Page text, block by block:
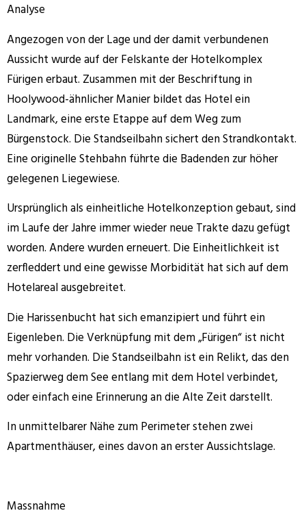
Analyse
Angezogen von der Lage und der damit verbundenen
Aussicht wurde auf der Felskante der Hotelkomplex
Fürigen erbaut. Zusammen mit der Beschriftung in
Hoolywood-ähnlicher Manier bildet das Hotel ein
Landmark, eine erste Etappe auf dem Weg zum
Bürgenstock. Die Standseilbahn sichert den Strandkontakt.
Eine originelle Stehbahn führte die Badenden zur höher
gelegenen Liegewiese.
Ursprünglich als einheitliche Hotelkonzeption gebaut, sind
im Laufe der Jahre immer wieder neue Trakte dazu gefügt
worden. Andere wurden erneuert. Die Einheitlichkeit ist
zerfleddert und eine gewisse Morbidität hat sich auf dem
Hotelareal ausgebreitet.
Die Harissenbucht hat sich emanzipiert und führt ein
Eigenleben. Die Verknüpfung mit dem „Fürigen“ ist nicht
mehr vorhanden. Die Standseilbahn ist ein Relikt, das den
Spazierweg dem See entlang mit dem Hotel verbindet,
oder einfach eine Erinnerung an die Alte Zeit darstellt.
In unmittelbarer Nähe zum Perimeter stehen zwei
Apartmenthäuser, eines davon an erster Aussichtslage.
Massnahme